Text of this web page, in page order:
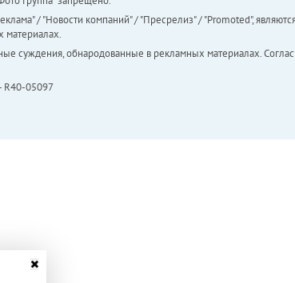
/ "Новости компаний" / "Пресрелиз" / "Promoted",
материалах.
суждения, обнародованные в рекламных материалах.
R40-05097